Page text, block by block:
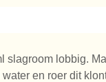
slagroom lobbig.
water en roer dit